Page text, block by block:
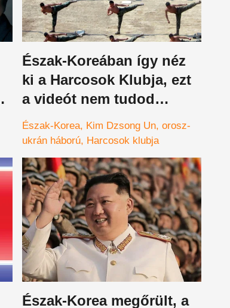
Észak-Koreában így néz
ki a Harcosok Klubja, ezt
a videót nem tudod
végignézni
Észak-Korea Kim Dzsong Un orosz-
ukrán háború Harcosok klubja
Észak-Korea megőrült, a